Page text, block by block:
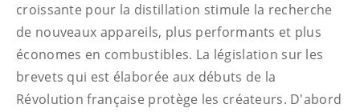
croissante pour la distillation stimule la recherche
de nouveaux appareils, plus performants et plus
économes en combustibles. La législation sur les
brevets qui est élaborée aux débuts de la
Révolution française protège les créateurs. D'abord